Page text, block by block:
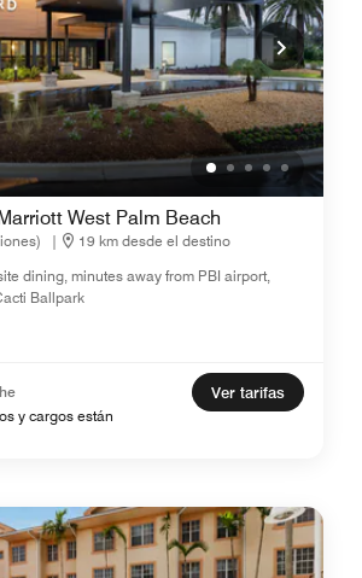
West Palm Beach
|
19 km desde el destino
dining, minutes away from PBI airport,
Ballpark
y cargos están
Ver tarifas